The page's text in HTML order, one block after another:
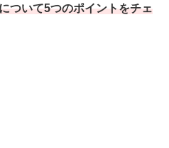
ついて5つのポイントをチェ